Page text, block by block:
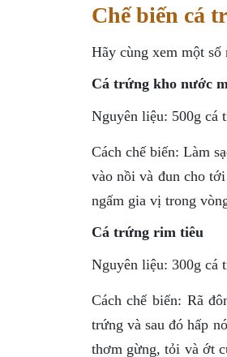
Chế biến cá
Hãy cùng xem một
Cá trứng kho nước
Nguyên liệu: 500g cá
Cách chế biến: Làm
vào nồi và đun cho
ngấm gia vị trong
Cá trứng rim tiêu
Nguyên liệu: 300g cá
Cách chế biến: Rã
trứng và sau đó hấp
thơm gừng, tỏi và ớt